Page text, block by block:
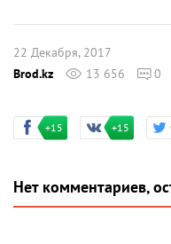
22 Декабря, 2017
Brod.kz
13 656 0
+15 +15
Нет комментариев,